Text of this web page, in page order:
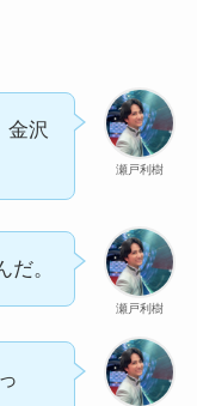
瀬戸利樹
金沢
瀬戸利樹
だ。